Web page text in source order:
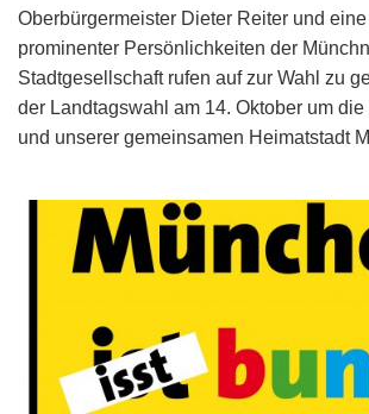
Oberbürgermeister Dieter Reiter und
prominenter Persönlichkeiten der
Stadtgesellschaft rufen auf zur Wahl zu
der Landtagswahl am 14. Oktober um
und unserer gemeinsamen Heimatstadt